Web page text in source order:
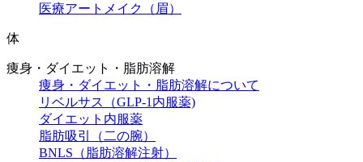
医療アートメイク（眉）
体
痩身・ダイエット・脂肪溶解
痩身・ダイエット・脂肪溶解について
リベルサス（GLP-1内服薬)
ダイエット内服薬
脂肪吸引（二の腕）
BNLS（脂肪溶解注射）